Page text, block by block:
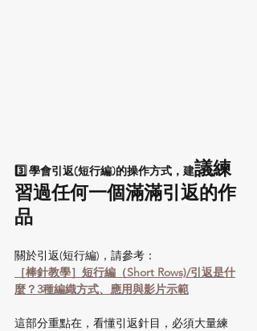
3️⃣ 學會引返(短行編)的操作方式，建議練
習過任何一個滿滿引返的作
品
關於引返(短行編)，請參考：
［棒針教學］短行編（Short Rows)/引返是什
麼？3種編織方式、應用與影片示範
這部分重點在，看懂引返針目，必須大量練